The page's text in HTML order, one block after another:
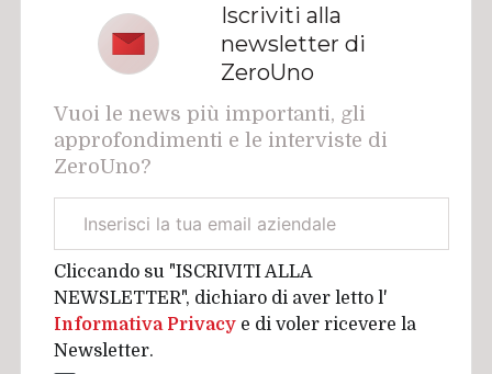
Iscriviti alla
newsletter di
ZeroUno
Vuoi le news più importanti, gli
approfondimenti e le interviste di
ZeroUno?
aziendale
Cliccando su "ISCRIVITI ALLA
NEWSLETTER", dichiaro di aver letto l'
Informativa Privacy e di voler ricevere la
Newsletter.